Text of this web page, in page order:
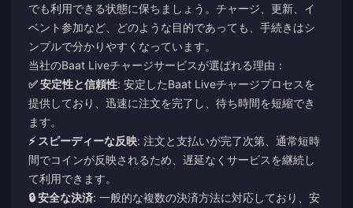
でも利用できる状態に保ちましょう。チャージ、更新、イ
ベント参加など、どのような目的であっても、手続きはシ
ンプルで分かりやすくなっています。
当社のBaat Liveチャージサービスが選ばれる理由：
✅ 安定性と信頼性: 安定したBaat Liveチャージプロセスを
提供しており、迅速に注文を完了し、待ち時間を短縮でき
ます。
⚡ スピーディーな反映: 注文と支払いが完了次第、通常短時
間でコインが反映されるため、遅延なくサービスを継続し
て利用できます。
🔒 安全な決済: 一般的な複数の決済方法に対応しており、安